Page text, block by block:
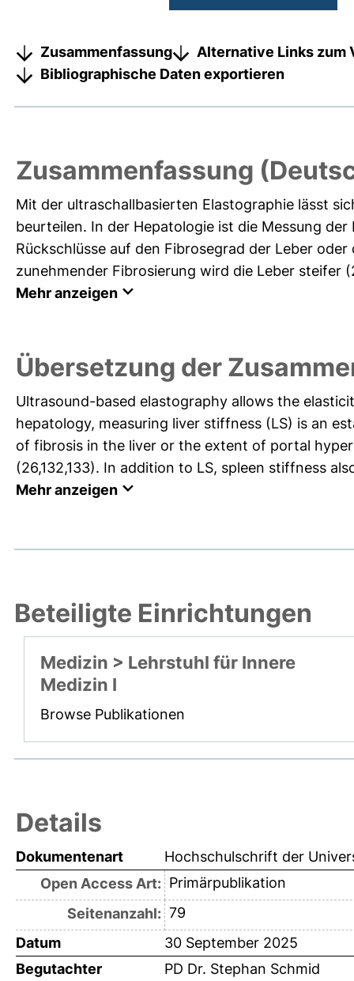
Zusammenfassung
Alternative Links zum
Bibliographische Daten exportieren
Zusammenfassung
Mit der ultraschallbasierten Elastographie lässt
beurteilen. In der Hepatologie ist die Messung
Rückschlüsse auf den Fibrosegrad der Leber
zunehmender Fibrosierung wird die Leber steifer
Mehr anzeigen
Übersetzung der
Ultrasound-based elastography allows the
hepatology, measuring liver stiffness (LS) is an
of fibrosis in the liver or the extent of portal
(26,132,133). In addition to LS, spleen stiffness
Mehr anzeigen
Beteiligte Einrichtungen
Medizin > Lehrstuhl für Innere
Medizin I
Browse Publikationen
Details
Dokumentenart
Hochschulschrift der
Open Access Art: Primärpublikation
Seitenanzahl: 79
Datum
30 September 2025
Begutachter
PD Dr. Stephan Schmid